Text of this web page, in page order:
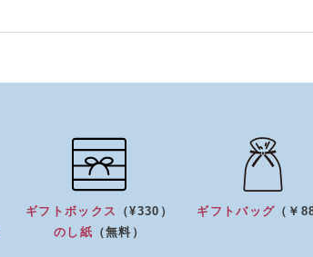
ギフトボックス
（¥330）
のし紙 （無料）
ギフトバッグ （￥